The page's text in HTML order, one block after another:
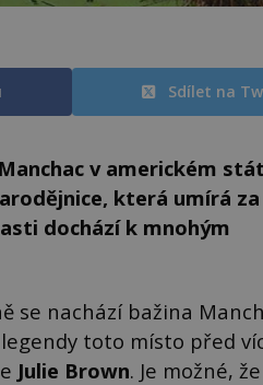
Sdílet na
v americkém
která umírá za
dochází k mnohým
se nachází bažina
toto místo před
Julie Brown. Je možné,